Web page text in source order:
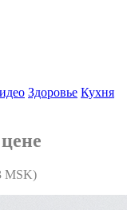
Здоровье Кухня
MSK)